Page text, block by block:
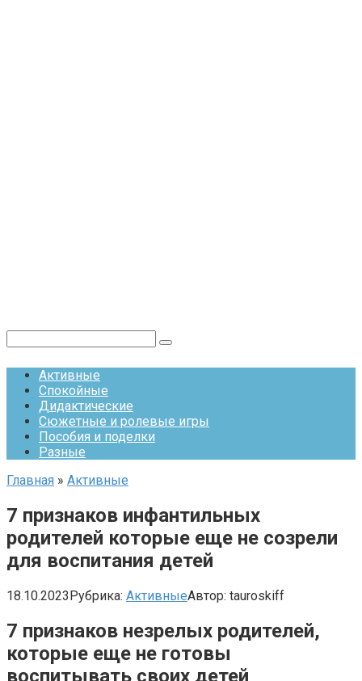
Активные
Спокойные
Дидактические
Сюжетные и ролевые игры
Пособия и поделки
Разные
Главная » Активные
7 признаков инфантильных
родителей которые еще не созрели
для воспитания детей
18.10.2023Рубрика: АктивныеАвтор: tauroskiff
7 признаков незрелых родителей,
которые еще не готовы
воспитывать своих детей